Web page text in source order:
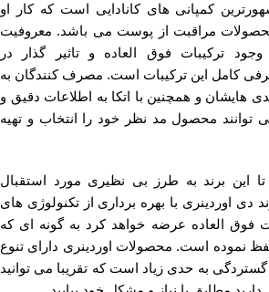
کمپانی های کانادایی است که کار او
مراقبت از پوست می باشد. معروفیت
ترکیبات فوق العاده و تاثیر گذار در
کامل این ترکیبات است. مصرف کنندگان به
هایشان و همچنین با اتکا به اطلاعات دقیق و
توانند محصول مد نظر خود را انتخاب و تهیه
این برند به طرز بی نظیری مورد استقبال
دی اوردینری با بهره برداری از تکنولوژی های
فوق العاده عرضه خواهد کرد به گونه ای که
نموده است. محصولات اوردینری دارای تنوع
گستردگی به حدی زیاد است که تقریبا می توانید